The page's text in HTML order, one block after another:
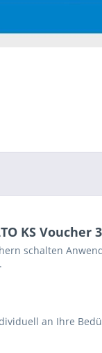
KS Voucher
schalten
an Ihre